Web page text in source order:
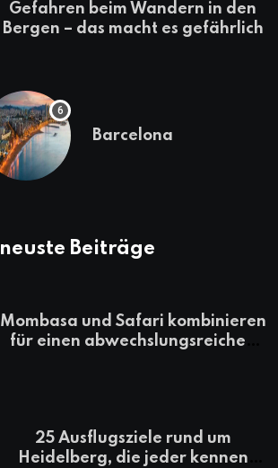
Gefahren beim Wandern in den
Bergen – das macht es gefährlich
Barcelona
neuste Beiträge
Mombasa und Safari kombinieren
für einen abwechslungsreichen
25 Ausflugsziele rund um
Heidelberg, die jeder kennen